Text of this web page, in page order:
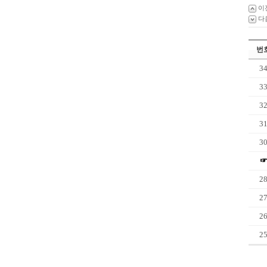
이
다
번
34
33
32
31
30
☞
28
27
26
25